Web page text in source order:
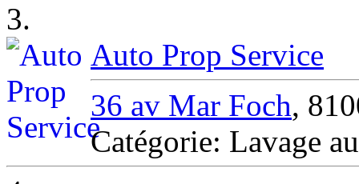
3.
Auto Prop Service
36 av Mar Foch,
Catégorie: Lavage